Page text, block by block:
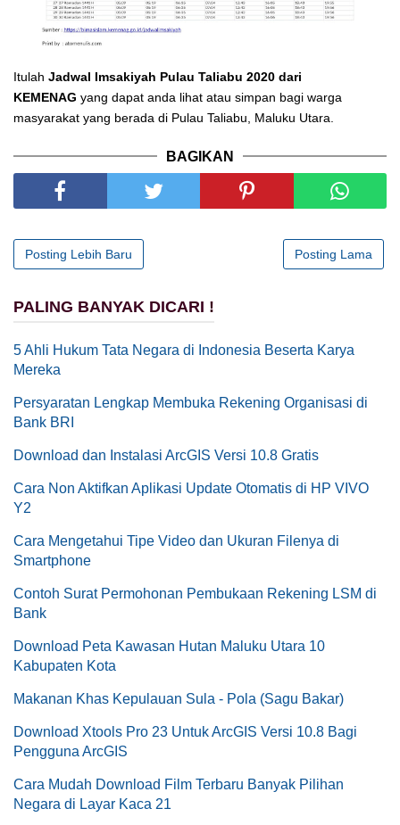
Itulah Jadwal Imsakiyah Pulau Taliabu 2020 dari
KEMENAG yang dapat anda lihat atau simpan bagi warga
masyarakat yang berada di Pulau Taliabu, Maluku Utara.
BAGIKAN
Posting Lebih Baru Posting Lama
PALING BANYAK DICARI !
5 Ahli Hukum Tata Negara di Indonesia Beserta Karya
Mereka
Persyaratan Lengkap Membuka Rekening Organisasi di
Bank BRI
Download dan Instalasi ArcGIS Versi 10.8 Gratis
Cara Non Aktifkan Aplikasi Update Otomatis di HP VIVO
Y2
Cara Mengetahui Tipe Video dan Ukuran Filenya di
Smartphone
Contoh Surat Permohonan Pembukaan Rekening LSM di
Bank
Download Peta Kawasan Hutan Maluku Utara 10
Kabupaten Kota
Makanan Khas Kepulauan Sula - Pola (Sagu Bakar)
Download Xtools Pro 23 Untuk ArcGIS Versi 10.8 Bagi
Pengguna ArcGIS
Cara Mudah Download Film Terbaru Banyak Pilihan
Negara di Layar Kaca 21